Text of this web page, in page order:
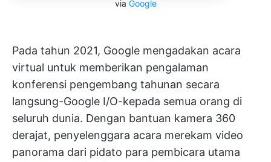
via Google
Pada tahun 2021, Google mengadakan acara
virtual untuk memberikan pengalaman
konferensi pengembang tahunan secara
langsung-Google I/O-kepada semua orang di
seluruh dunia. Dengan bantuan kamera 360
derajat, penyelenggara acara merekam video
panorama dari pidato para pembicara utama